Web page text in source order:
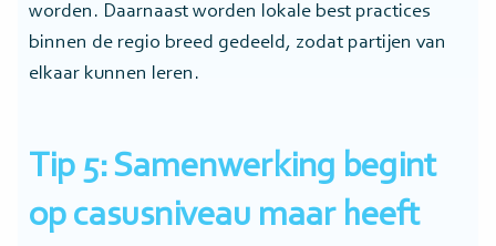
worden. Daarnaast worden lokale best practices
binnen de regio breed gedeeld, zodat partijen van
elkaar kunnen leren.
Tip 5: Samenwerking begint
op casusniveau maar heeft